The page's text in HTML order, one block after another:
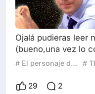
Ojalá pudieras leer
(bueno,una vez lo
lo mucho que nos
identificamos y todo
# El personaje de sitcom con el que más me identifico
29 2